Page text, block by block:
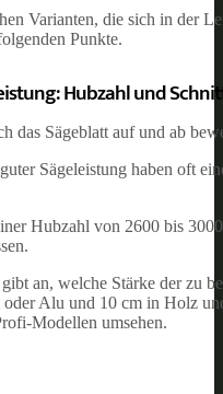
Varianten, die sich in der
Punkte.
Hubzahl und
das Sägeblatt auf und ab
Sägeleistung haben oft
Hubzahl von 2600 bis
an, welche Stärke der zu
Alu und 10 cm in Holz
Modellen umsehen.